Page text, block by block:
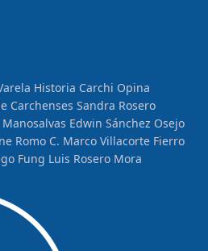
Historia Carchi Opina
Carchenses Sandra Rosero
Edwin Sánchez Osejo
Romo C. Marco Villacorte Fierro
Fung Luis Rosero Mora